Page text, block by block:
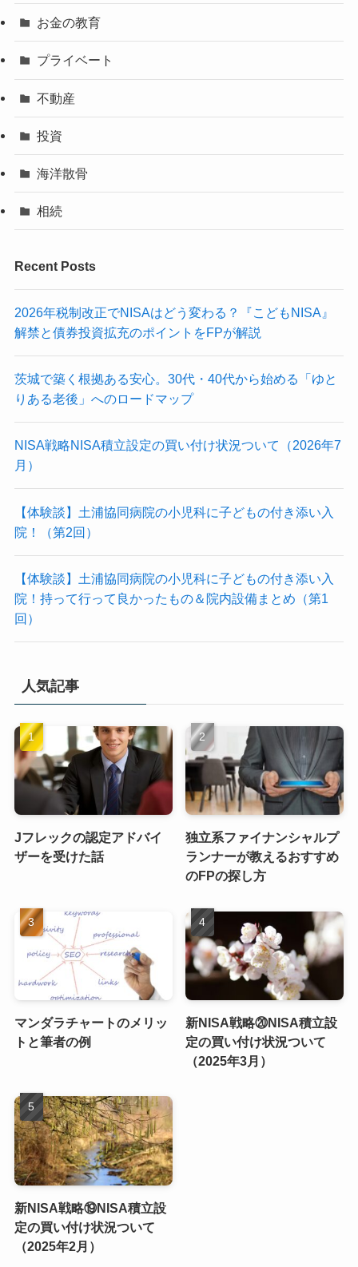
お金の教育
プライベート
不動産
投資
海洋散骨
相続
Recent Posts
2026年税制改正でNISAはどう変わる？『こどもNISA』
解禁と債券投資拡充のポイントをFPが解説
茨城で築く根拠ある安心。30代・40代から始める「ゆと
りある老後」へのロードマップ
NISA戦略NISA積立設定の買い付け状況ついて（2026年7
月）
【体験談】土浦協同病院の小児科に子どもの付き添い入
院！（第2回）
【体験談】土浦協同病院の小児科に子どもの付き添い入
院！持って行って良かったもの＆院内設備まとめ（第1
回）
人気記事
Jフレックの認定アドバイ
ザーを受けた話
独立系ファイナンシャルプ
ランナーが教えるおすすめ
のFPの探し方
マンダラチャートのメリッ
トと筆者の例
新NISA戦略⑳NISA積立設
定の買い付け状況ついて
（2025年3月）
新NISA戦略⑲NISA積立設
定の買い付け状況ついて
（2025年2月）